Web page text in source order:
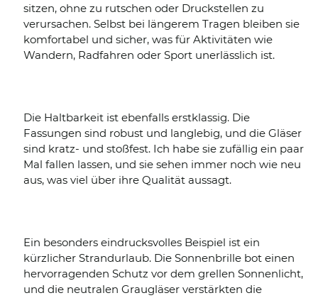
sitzen, ohne zu rutschen oder Druckstellen zu
verursachen. Selbst bei längerem Tragen bleiben sie
komfortabel und sicher, was für Aktivitäten wie
Wandern, Radfahren oder Sport unerlässlich ist.
Die Haltbarkeit ist ebenfalls erstklassig. Die
Fassungen sind robust und langlebig, und die Gläser
sind kratz- und stoßfest. Ich habe sie zufällig ein paar
Mal fallen lassen, und sie sehen immer noch wie neu
aus, was viel über ihre Qualität aussagt.
Ein besonders eindrucksvolles Beispiel ist ein
kürzlicher Strandurlaub. Die Sonnenbrille bot einen
hervorragenden Schutz vor dem grellen Sonnenlicht,
und die neutralen Graugläser verstärkten die